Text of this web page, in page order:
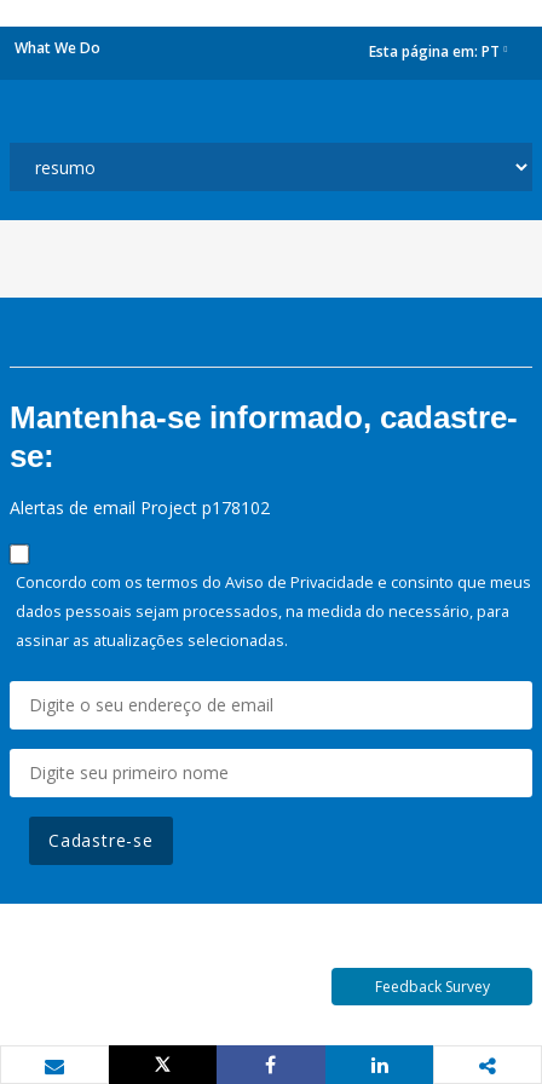
What We Do Esta página em: PT
Mantenha-se informado, cadastre-
se:
Alertas de email Project p178102
Concordo com os termos do Aviso de Privacidade e consinto que meus
dados pessoais sejam processados, na medida do necessário, para
assinar as atualizações selecionadas.
Cadastre-se
Feedback Survey